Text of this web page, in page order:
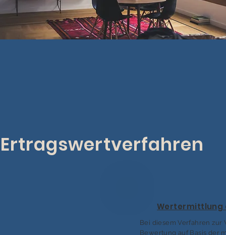
Ertragswertverfahren
Wertermittlung
Bei diesem Verfahren
Bewertung auf Basis der